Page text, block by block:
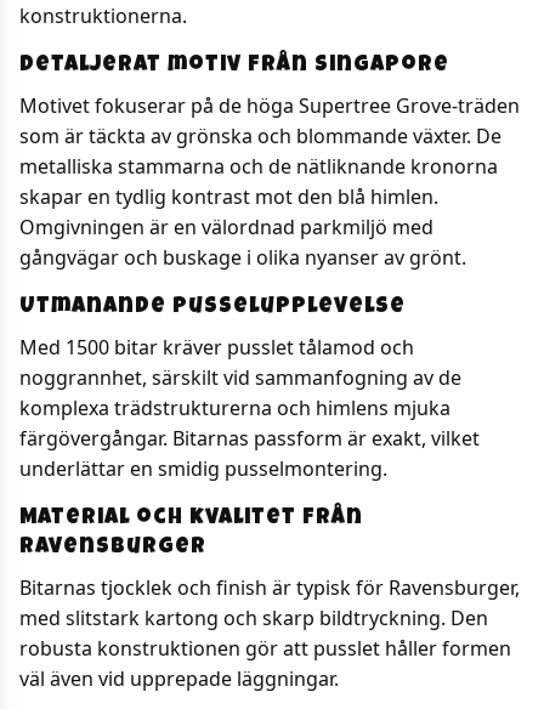
konstruktionerna.
Detaljerat motiv från Singapore
Motivet fokuserar på de höga Supertree Grove-träden
som är täckta av grönska och blommande växter. De
metalliska stammarna och de nätliknande kronorna
skapar en tydlig kontrast mot den blå himlen.
Omgivningen är en välordnad parkmiljö med
gångvägar och buskage i olika nyanser av grönt.
Utmanande pusselupplevelse
Med 1500 bitar kräver pusslet tålamod och
noggrannhet, särskilt vid sammanfogning av de
komplexa trädstrukturerna och himlens mjuka
färgövergångar. Bitarnas passform är exakt, vilket
underlättar en smidig pusselmontering.
Material och kvalitet från
Ravensburger
Bitarnas tjocklek och finish är typisk för Ravensburger,
med slitstark kartong och skarp bildtryckning. Den
robusta konstruktionen gör att pusslet håller formen
väl även vid upprepade läggningar.